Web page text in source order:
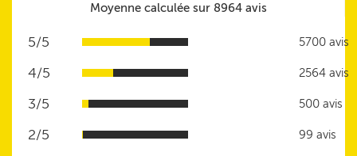
Moyenne calculée sur 8964 avis
5/5 5700 avis
4/5 2564 avis
3/5 500 avis
2/5 99 avis